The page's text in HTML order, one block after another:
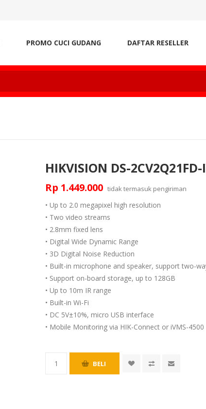
PROMO CUCI GUDANG DAFTAR RESELLER
HIKVISION DS-
Rp 1.449.000 tidak termasuk pengiriman
• Up to 2.0 megapixel high resolution
• Two video streams
• 2.8mm fixed lens
• Digital Wide Dynamic Range
• 3D Digital Noise Reduction
• Built-in microphone and speaker, support two-
• Support on-board storage, up to 128GB
• Up to 10m IR range
• Built-in Wi-Fi
• DC 5V±10%, micro USB interface
• Mobile Monitoring via HIK-Connect or iVMS-4500